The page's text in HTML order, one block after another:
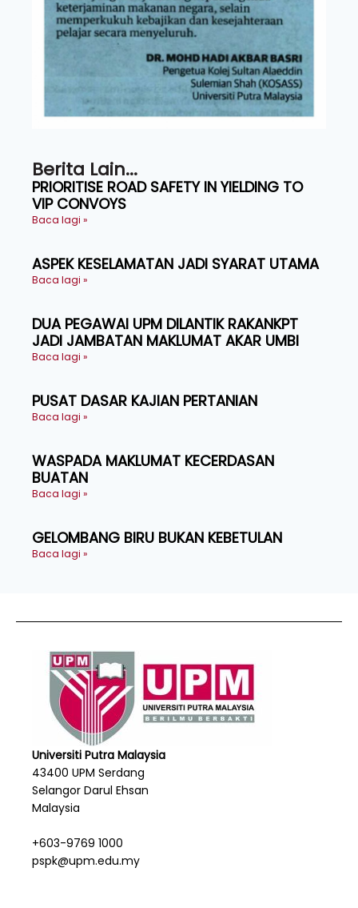
Berita Lain...
PRIORITISE ROAD SAFETY IN YIELDING TO
VIP CONVOYS
Baca lagi »
ASPEK KESELAMATAN JADI SYARAT UTAMA
Baca lagi »
DUA PEGAWAI UPM DILANTIK RAKANKPT
JADI JAMBATAN MAKLUMAT AKAR UMBI
Baca lagi »
PUSAT DASAR KAJIAN PERTANIAN
Baca lagi »
WASPADA MAKLUMAT KECERDASAN
BUATAN
Baca lagi »
GELOMBANG BIRU BUKAN KEBETULAN
Baca lagi »
Universiti Putra Malaysia
43400 UPM Serdang
Selangor Darul Ehsan
Malaysia
+603-9769 1000
pspk@upm.edu.my